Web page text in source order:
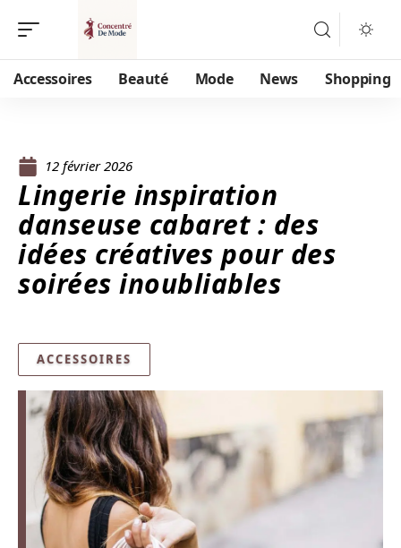
Accessoires Beauté Mode News Shopping
12 février 2026
Lingerie inspiration
danseuse cabaret : des
idées créatives pour des
soirées inoubliables
ACCESSOIRES